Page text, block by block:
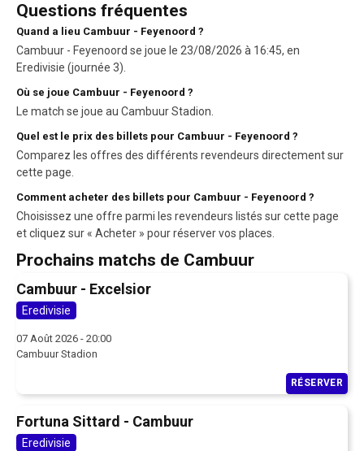
Questions fréquentes
Quand a lieu Cambuur - Feyenoord ?
Cambuur - Feyenoord se joue le 23/08/2026 à 16:45, en
Eredivisie (journée 3).
Où se joue Cambuur - Feyenoord ?
Le match se joue au Cambuur Stadion.
Quel est le prix des billets pour Cambuur - Feyenoord ?
Comparez les offres des différents revendeurs directement sur
cette page.
Comment acheter des billets pour Cambuur - Feyenoord ?
Choisissez une offre parmi les revendeurs listés sur cette page
et cliquez sur « Acheter » pour réserver vos places.
Prochains matchs de Cambuur
Cambuur - Excelsior
Eredivisie
07 Août 2026 - 20:00
Cambuur Stadion
RÉSERVER
Fortuna Sittard - Cambuur
Eredivisie